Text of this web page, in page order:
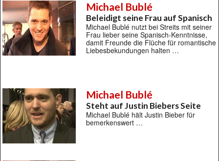
Michael Bublé
Beleidigt seine Frau auf Spanisch
Michael Bublé nutzt bei Streits mit seiner
Frau lieber seine Spanisch-Kenntnisse,
damit Freunde die Flüche für romantische
Liebesbekundungen halten …
Michael Bublé
Steht auf Justin Biebers Seite
Michael Bublé hält Justin Bieber für
bemerkenswert …